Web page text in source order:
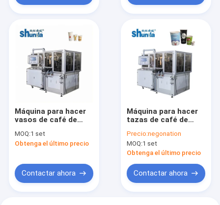
Máquina para hacer
vasos de café de
totalmente
automática 120-160
MOQ:1 set
Obtenga el último precio
Contactar ahora
Máquina para hacer
tazas de café de
velocidad 120-150
Pcs / min
Precio:negonation
MOQ:1 set
Obtenga el último precio
Contactar ahora